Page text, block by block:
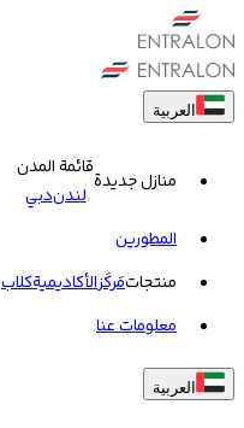
العربية
منازل جديدة
قائمة المدن
لندندبي
المطورين
منتجاتمَركَزالأكاديميةکلاب
معلومات عنا
العربية